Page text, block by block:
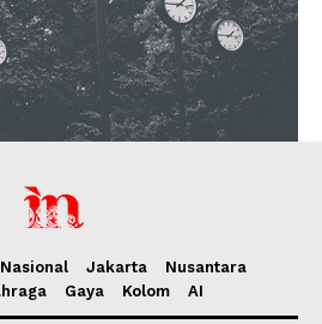
Nasional Jakarta
Nusantara
Gaya Kolom AI